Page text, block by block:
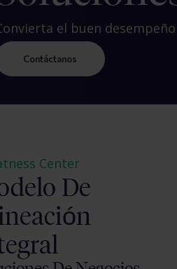
el buen
Contáctanos
Center
De